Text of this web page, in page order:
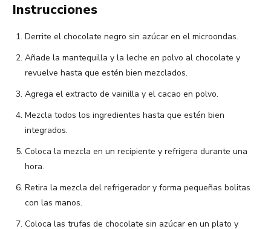
Instrucciones
Derrite el chocolate negro sin azúcar en el microondas.
Añade la mantequilla y la leche en polvo al chocolate y
revuelve hasta que estén bien mezclados.
Agrega el extracto de vainilla y el cacao en polvo.
Mezcla todos los ingredientes hasta que estén bien
integrados.
Coloca la mezcla en un recipiente y refrigera durante una
hora.
Retira la mezcla del refrigerador y forma pequeñas bolitas
con las manos.
Coloca las trufas de chocolate sin azúcar en un plato y